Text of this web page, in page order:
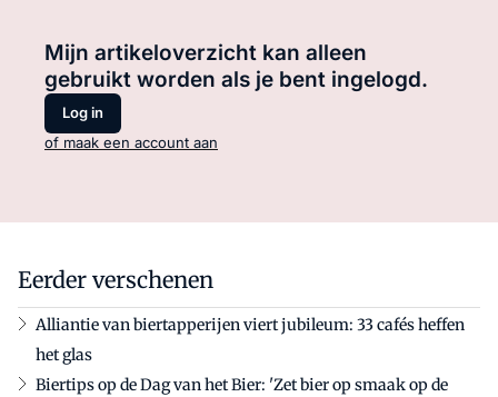
Mijn artikeloverzicht kan alleen
gebruikt worden als je bent ingelogd.
Log in
of maak een account aan
Eerder verschenen
Alliantie van biertapperijen viert jubileum: 33 cafés heffen
het glas
Biertips op de Dag van het Bier: 'Zet bier op smaak op de